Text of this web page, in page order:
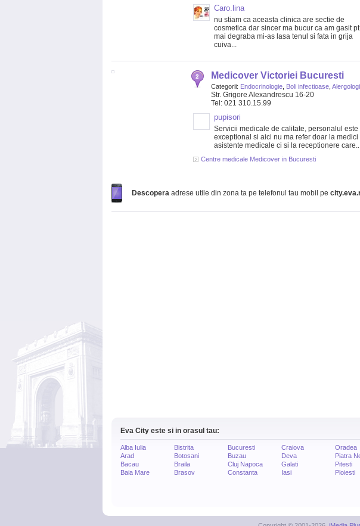
Caro.lina
nu stiam ca aceasta clinica are sectie de
cosmetica dar sincer ma bucur ca am gasit
mai degraba mi-as lasa tenul si fata in grija
cuiva...
Medicover Victoriei Bucuresti
Categorii: Endocrinologie Boli infectioase
Str. Grigore Alexandrescu 16-20
Tel: 021 310.15.99
pupisori
Servicii medicale de calitate, personalul este
exceptional si aici nu ma refer doar la medici
asistente medicale ci si la receptionere
Centre medicale Medicover in Bucuresti
Descopera adrese utile din zona ta pe telefonul tau mobil pe
Eva City este si in orasul tau:
Alba Iulia
Arad
Bacau
Baia Mare
Bistrita
Botosani
Braila
Brasov
Bucuresti
Buzau
Cluj Napoca
Constanta
Craiova
Deva
Galati
Iasi
Oradea
Piatra
Pitesti
Ploiesti